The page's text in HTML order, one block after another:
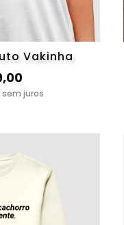
Vakinha
sem juros